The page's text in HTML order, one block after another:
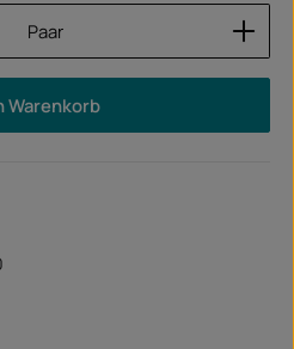
gewünschten Wert ein
Paar
Warenkorb